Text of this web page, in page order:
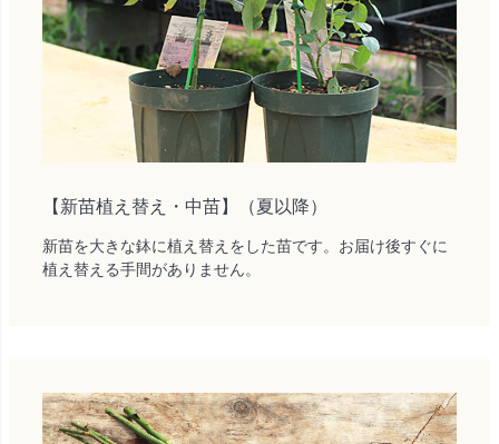
【新苗植え替え・中苗】（夏以降）
新苗を大きな鉢に植え替えをした苗です。お届け後すぐに
植え替える手間がありません。